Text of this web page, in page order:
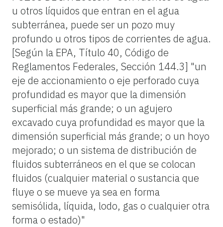
u otros líquidos que entran en el agua
subterránea, puede ser un pozo muy
profundo u otros tipos de corrientes de agua.
[Según la EPA, Título 40, Código de
Reglamentos Federales, Sección 144.3] "un
eje de accionamiento o eje perforado cuya
profundidad es mayor que la dimensión
superficial más grande; o un agujero
excavado cuya profundidad es mayor que la
dimensión superficial más grande; o un hoyo
mejorado; o un sistema de distribución de
fluidos subterráneos en el que se colocan
fluidos (cualquier material o sustancia que
fluye o se mueve ya sea en forma
semisólida, líquida, lodo, gas o cualquier otra
forma o estado)"